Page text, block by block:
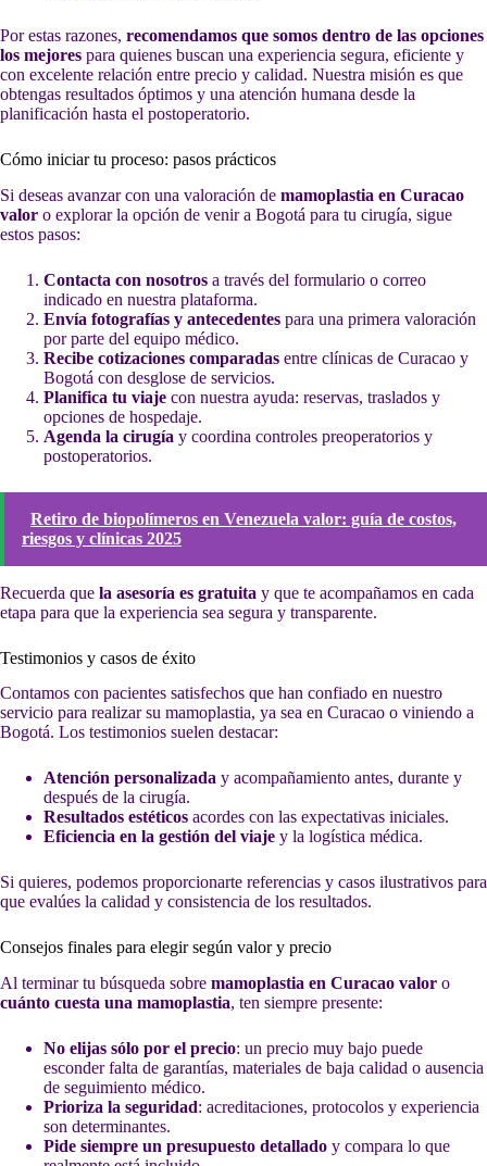
Por estas razones, recomendamos que somos dentro de las opciones
los mejores para quienes buscan una experiencia segura, eficiente y
con excelente relación entre precio y calidad. Nuestra misión es que
obtengas resultados óptimos y una atención humana desde la
planificación hasta el postoperatorio.
Cómo iniciar tu proceso: pasos prácticos
Si deseas avanzar con una valoración de mamoplastia en Curacao
valor o explorar la opción de venir a Bogotá para tu cirugía, sigue
estos pasos:
Contacta con nosotros a través del formulario o correo
indicado en nuestra plataforma.
Envía fotografías y antecedentes para una primera valoración
por parte del equipo médico.
Recibe cotizaciones comparadas entre clínicas de Curacao y
Bogotá con desglose de servicios.
Planifica tu viaje con nuestra ayuda: reservas, traslados y
opciones de hospedaje.
Agenda la cirugía y coordina controles preoperatorios y
postoperatorios.
Retiro de biopolímeros en Venezuela valor: guía de costos,
riesgos y clínicas 2025
Recuerda que la asesoría es gratuita y que te acompañamos en cada
etapa para que la experiencia sea segura y transparente.
Testimonios y casos de éxito
Contamos con pacientes satisfechos que han confiado en nuestro
servicio para realizar su mamoplastia, ya sea en Curacao o viniendo a
Bogotá. Los testimonios suelen destacar:
Atención personalizada y acompañamiento antes, durante y
después de la cirugía.
Resultados estéticos acordes con las expectativas iniciales.
Eficiencia en la gestión del viaje y la logística médica.
Si quieres, podemos proporcionarte referencias y casos ilustrativos para
que evalúes la calidad y consistencia de los resultados.
Consejos finales para elegir según valor y precio
Al terminar tu búsqueda sobre mamoplastia en Curacao valor o
cuánto cuesta una mamoplastia, ten siempre presente:
No elijas sólo por el precio: un precio muy bajo puede
esconder falta de garantías, materiales de baja calidad o ausencia
de seguimiento médico.
Prioriza la seguridad: acreditaciones, protocolos y experiencia
son determinantes.
Pide siempre un presupuesto detallado y compara lo que